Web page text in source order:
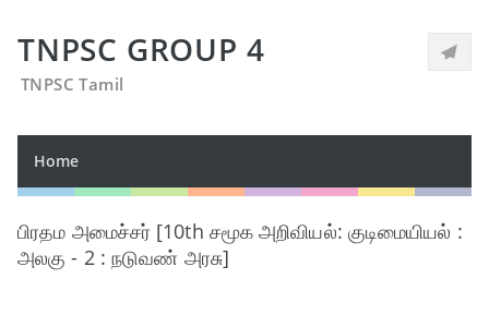
TNPSC GROUP 4
TNPSC Tamil
Home
பிரதம அமைச்சர் [10th சமூக அறிவியல்: குடிமையியல் :
அலகு - 2 : நடுவண் அரசு]